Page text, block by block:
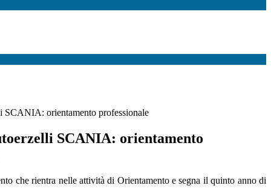
orientamento professionale
SCANIA: orientamento
che rientra nelle attività di Orientamento e segna il quinto anno di